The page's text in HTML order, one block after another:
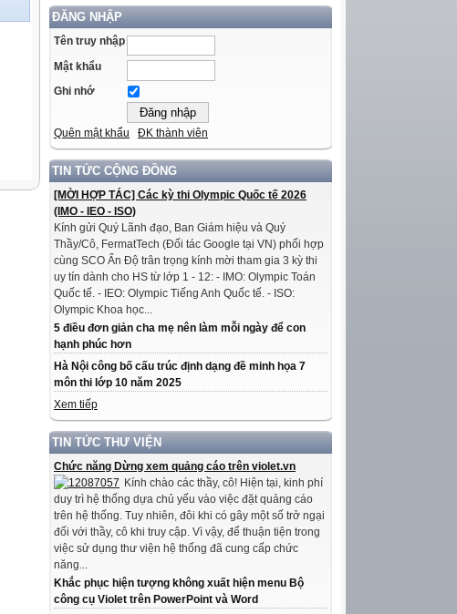
ĐĂNG NHẬP
Tên truy nhập
Mật khẩu
Ghi nhớ
Quên mật khẩu ĐK thành viên
TIN TỨC CỘNG ĐỒNG
[MỜI HỢP TÁC] Các kỳ thi Olympic Quốc tế 2026
(IMO - IEO - ISO)
Kính gửi Quý Lãnh đạo, Ban Giám hiệu và Quý
Thầy/Cô, FermatTech (Đối tác Google tại VN) phối hợp
cùng SCO Ấn Độ trân trọng kính mời tham gia 3 kỳ thi
uy tín dành cho HS từ lớp 1 - 12: - IMO: Olympic Toán
Quốc tế. - IEO: Olympic Tiếng Anh Quốc tế. - ISO:
Olympic Khoa học...
5 điều đơn giản cha mẹ nên làm mỗi ngày để con
hạnh phúc hơn
Hà Nội công bố cấu trúc định dạng đề minh họa 7
môn thi lớp 10 năm 2025
Xem tiếp
TIN TỨC THƯ VIỆN
Chức năng Dừng xem quảng cáo trên violet.vn
Kính chào các thầy, cô! Hiện tại, kinh phí
duy trì hệ thống dựa chủ yếu vào việc đặt quảng cáo
trên hệ thống. Tuy nhiên, đôi khi có gây một số trở ngại
đối với thầy, cô khi truy cập. Vì vậy, để thuận tiện trong
việc sử dụng thư viện hệ thống đã cung cấp chức
năng...
Khắc phục hiện tượng không xuất hiện menu Bộ
công cụ Violet trên PowerPoint và Word